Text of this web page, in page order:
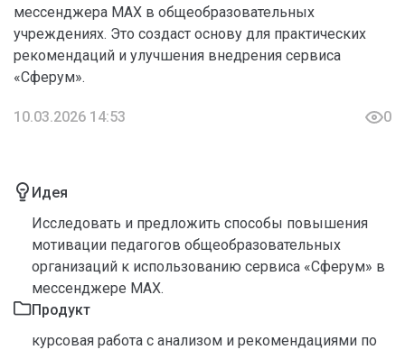
мессенджера MAX в общеобразовательных
учреждениях. Это создаст основу для практических
рекомендаций и улучшения внедрения сервиса
«Сферум».
10.03.2026 14:53 0
Идея
Исследовать и предложить способы повышения
мотивации педагогов общеобразовательных
организаций к использованию сервиса «Сферум» в
мессенджере MAX.
Продукт
курсовая работа с анализом и рекомендациями по